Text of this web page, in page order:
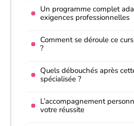
Un programme complet
exigences professionnelles
Comment se déroule ce
?
Quels débouchés après
spécialisée ?
L’accompagnement
votre réussite